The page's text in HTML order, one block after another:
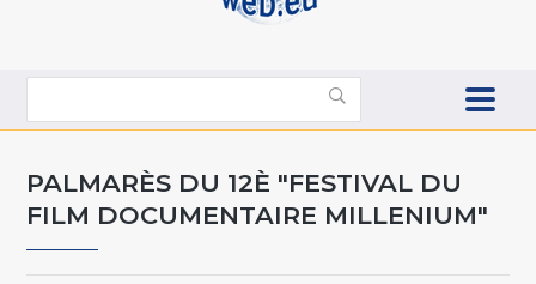
PALMARÈS DU 12È "FESTIVAL DU
FILM DOCUMENTAIRE MILLENIUM"